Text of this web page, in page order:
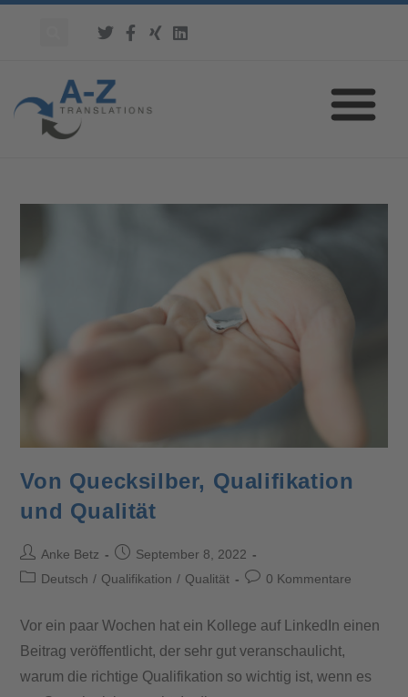
Von Quecksilber, Qualifikation
und Qualität
Anke Betz
September 8, 2022
Deutsch / Qualifikation / Qualität 0 Kommentare
Vor ein paar Wochen hat ein Kollege auf LinkedIn einen
Beitrag veröffentlicht, der sehr gut veranschaulicht,
warum die richtige Qualifikation so wichtig ist, wenn es